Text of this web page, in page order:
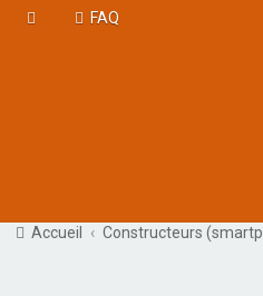
FAQ
Accueil Constructeurs